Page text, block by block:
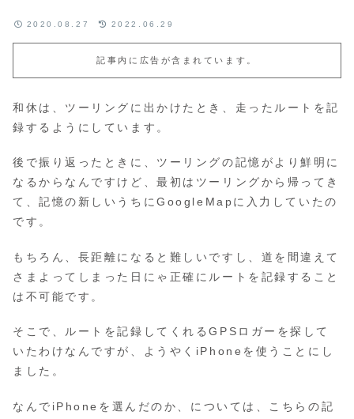
2020.08.27 2022.06.29
記事内に広告が含まれています。
和休は、ツーリングに出かけたとき、走ったルートを記
録するようにしています。
後で振り返ったときに、ツーリングの記憶がより鮮明に
なるからなんですけど、最初はツーリングから帰ってき
て、記憶の新しいうちにGoogleMapに入力していたの
です。
もちろん、長距離になると難しいですし、道を間違えて
さまよってしまった日にゃ正確にルートを記録すること
は不可能です。
そこで、ルートを記録してくれるGPSロガーを探して
いたわけなんですが、ようやくiPhoneを使うことにし
ました。
なんでiPhoneを選んだのか、については、こちらの記